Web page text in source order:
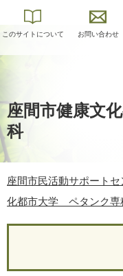
このサイトについて お問い合わせ
座間市健康文
科
座間市民活動サポート
化都市大学 ペタンク専